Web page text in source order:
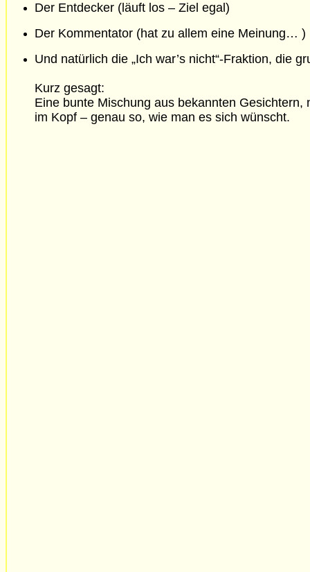
Der Entdecker (läuft los – Ziel egal)
Der Kommentator (hat zu allem eine Meinung… )
Und natürlich die „Ich war’s nicht“-Fraktion, die
Kurz gesagt:
Eine bunte Mischung aus bekannten
im Kopf – genau so, wie man es sich wünscht.